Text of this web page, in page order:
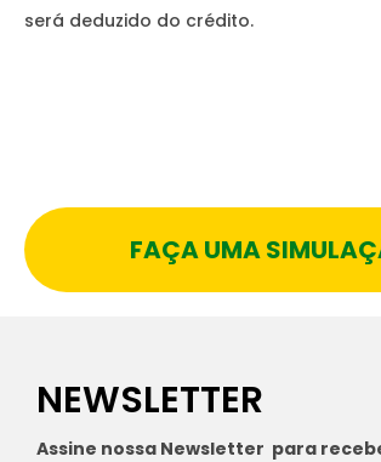
será deduzido do crédito.
FAÇA UMA
NEWSLETTER
Assine nossa Newsletter para